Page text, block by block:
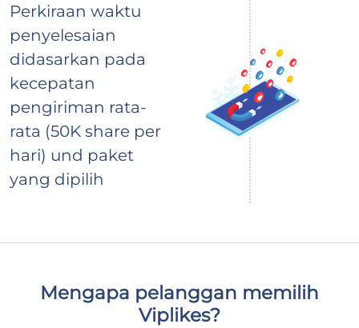
Perkiraan waktu
penyelesaian
didasarkan pada
kecepatan
pengiriman rata-
rata (50K share per
hari) und paket
yang dipilih
Mengapa pelanggan memilih
Viplikes?